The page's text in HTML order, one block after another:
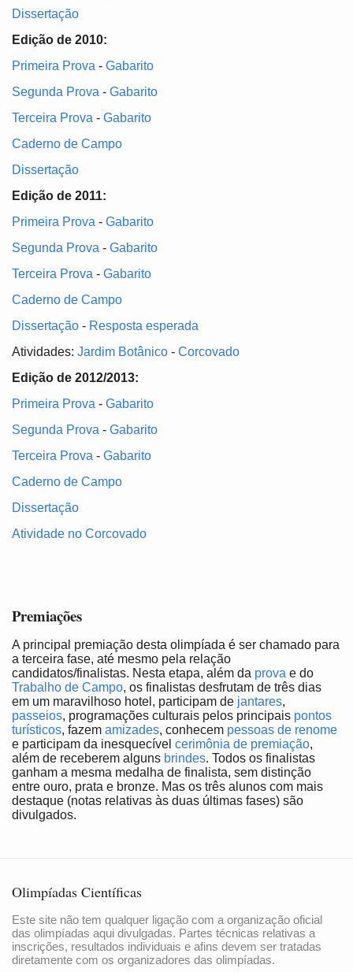
Dissertação
Edição de 2010:
Primeira Prova - Gabarito
Segunda Prova - Gabarito
Terceira Prova - Gabarito
Caderno de Campo
Dissertação
Edição de 2011:
Primeira Prova - Gabarito
Segunda Prova - Gabarito
Terceira Prova - Gabarito
Caderno de Campo
Dissertação - Resposta esperada
Atividades: Jardim Botânico - Corcovado
Edição de 2012/2013:
Primeira Prova - Gabarito
Segunda Prova - Gabarito
Terceira Prova - Gabarito
Caderno de Campo
Dissertação
Atividade no Corcovado
Premiações
A principal premiação desta olimpíada é ser chamado para
a terceira fase, até mesmo pela relação
candidatos/finalistas. Nesta etapa, além da prova e do
Trabalho de Campo, os finalistas desfrutam de três dias
em um maravilhoso hotel, participam de jantares,
passeios, programações culturais pelos principais pontos
turísticos, fazem amizades, conhecem pessoas de renome
e participam da inesquecível cerimônia de premiação,
além de receberem alguns brindes. Todos os finalistas
ganham a mesma medalha de finalista, sem distinção
entre ouro, prata e bronze. Mas os três alunos com mais
destaque (notas relativas às duas últimas fases) são
divulgados.
Olimpíadas Científicas
Este site não tem qualquer ligação com a organização oficial
das olimpíadas aqui divulgadas. Partes técnicas relativas a
inscrições, resultados individuais e afins devem ser tratadas
diretamente com os organizadores das olimpíadas.